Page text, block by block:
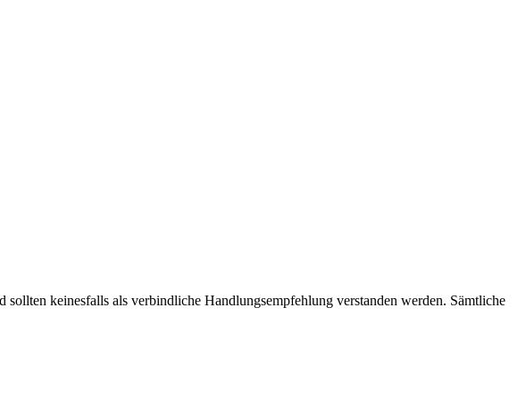
keinesfalls als verbindliche Handlungsempfehlung verstanden werden. Sämtliche